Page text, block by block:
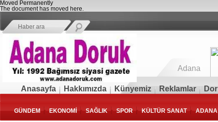
Moved Permanently
The document has moved here.
Adana
Anasayfa Hakkımızda Künyemiz Reklamlar
GÜNDEM EKONOMİ SAĞLIK SPOR KÜLTÜR SANAT ADANA